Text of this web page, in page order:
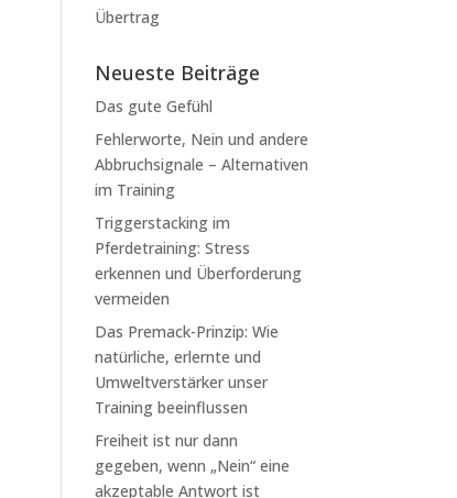
Übertrag
Neueste Beiträge
Das gute Gefühl
Fehlerworte, Nein und andere
Abbruchsignale – Alternativen
im Training
Triggerstacking im
Pferdetraining: Stress
erkennen und Überforderung
vermeiden
Das Premack-Prinzip: Wie
natürliche, erlernte und
Umweltverstärker unser
Training beeinflussen
Freiheit ist nur dann
gegeben, wenn „Nein“ eine
akzeptable Antwort ist